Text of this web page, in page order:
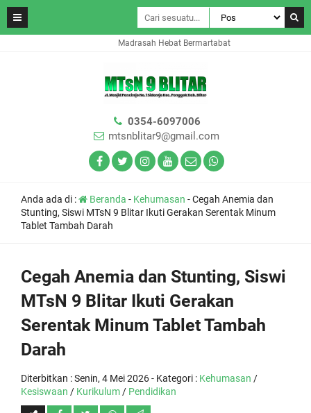
Madrasah Hebat Bermartabat
0354-6097006
mtsnblitar9@gmail.com
Anda ada di : Beranda - Kehumasan -Cegah Anemia dan
Stunting, Siswi MTsN 9 Blitar Ikuti Gerakan Serentak Minum
Tablet Tambah Darah
Cegah Anemia dan Stunting, Siswi
MTsN 9 Blitar Ikuti Gerakan
Serentak Minum Tablet Tambah
Darah
Diterbitkan :Senin, 4 Mei 2026- Kategori : Kehumasan /
Kesiswaan / Kurikulum / Pendidikan